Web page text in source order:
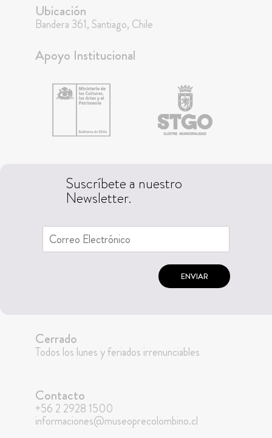
Ubicación
Bandera 361, Santiago, Chile
Apoyo Institucional
Suscríbete a nuestro
Newsletter.
ENVIAR
Cerrado
Todos los lunes y feriados irrenunciables
Contacto
+56 2 2928 1500
informaciones@museoprecolombino.cl